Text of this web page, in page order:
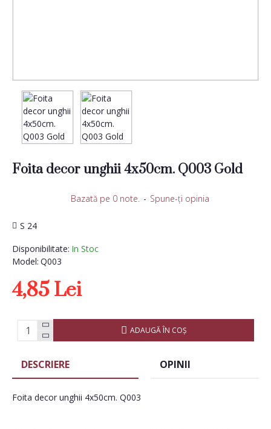
Foita decor unghii 4x50cm. Q003 Gold
Disponibilitate: In Stoc
Model: Q003
S 24
Bazată pe 0 note. - Spune-ţi opinia
4,85 Lei
ADAUGĂ ÎN COŞ
DESCRIERE OPINII
Foita decor unghii 4x50cm. Q003